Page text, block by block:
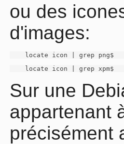
ou des
d'images:
    locate icon | grep png$
    locate icon | grep xpm$
Sur une
appartenant
précisément